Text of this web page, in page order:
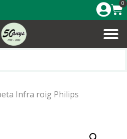
0
Infra roig Philips